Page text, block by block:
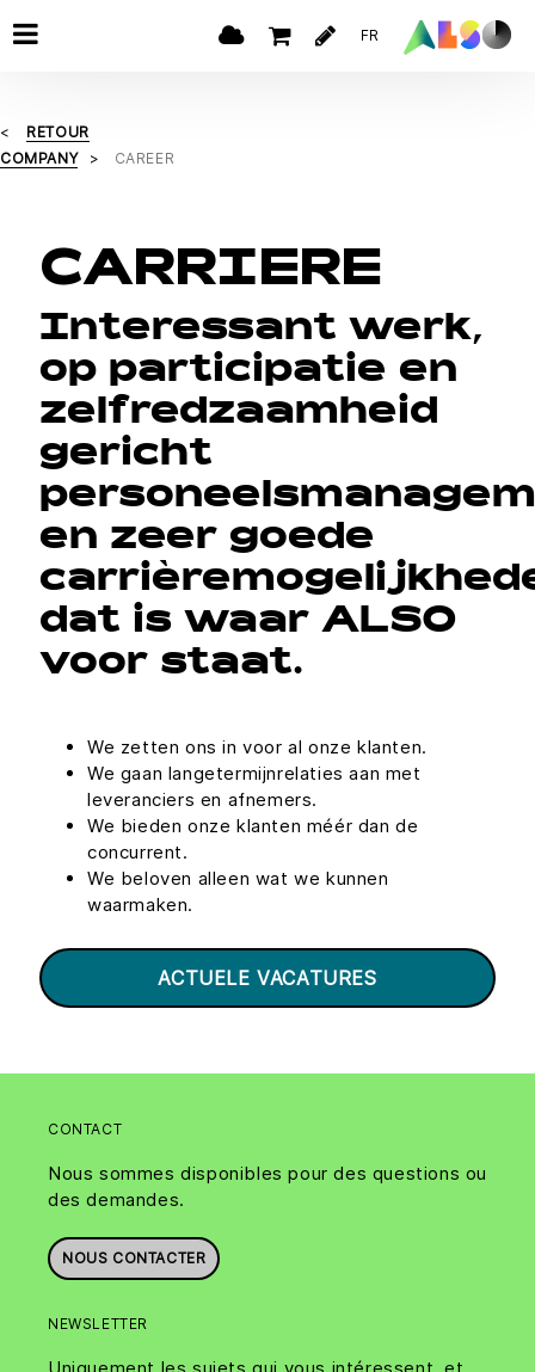
FR
RETOUR
COMPANY
CAREER
CARRIERE
Interessant werk,
op participatie en
zelfredzaamheid
gericht
en zeer goede
dat is waar ALSO
voor staat.
We zetten ons in voor al onze klanten.
We gaan langetermijnrelaties aan met
leveranciers en afnemers.
We bieden onze klanten méér dan de
concurrent.
We beloven alleen wat we kunnen
waarmaken.
ACTUELE VACATURES
CONTACT
Nous sommes disponibles pour des questions ou
des demandes.
NOUS CONTACTER
NEWSLETTER
Uniquement les sujets qui vous intéressent, et